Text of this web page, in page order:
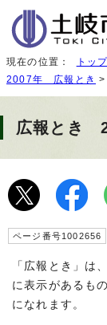
現在の位置： トッ
2007年 広報とき
広報とき
ページ番号1002656
「広報とき」は
に表示があるも
になれます。